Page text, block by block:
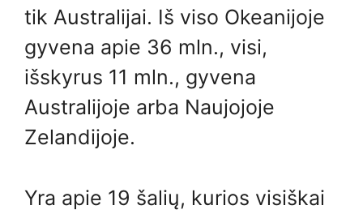
tik Australijai. Iš viso Okeanijoje
gyvena apie 36 mln., visi,
išskyrus 11 mln., gyvena
Australijoje arba Naujojoje
Zelandijoje.
Yra apie 19 šalių, kurios visiškai